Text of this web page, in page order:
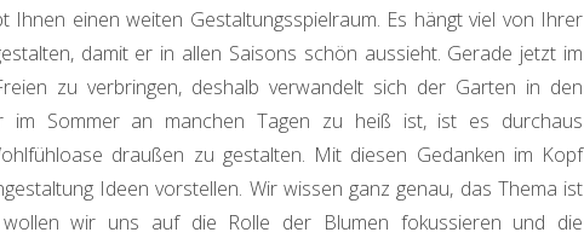
einen weiten Gestaltungsspielraum. Es hängt viel von Ihrer
damit er in allen Saisons schön aussieht. Gerade jetzt im
zu verbringen, deshalb verwandelt sich der Garten in den
Sommer an manchen Tagen zu heiß ist, ist es durchaus
draußen zu gestalten. Mit diesen Gedanken im Kopf
Ideen vorstellen. Wir wissen ganz genau, das Thema ist
wir uns auf die Rolle der Blumen fokussieren und die